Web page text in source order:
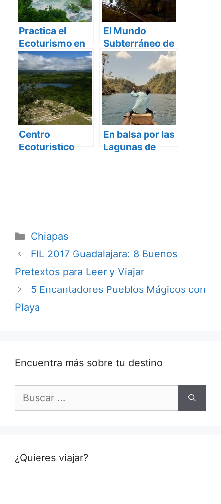
Practica el
Ecoturismo en
Chiapas
El Mundo
Subterráneo de
las Grutas de
Rancho Nuevo
Centro
Ecoturistico
En balsa por las
Lagunas de
Categorías
Chiapas
FIL 2017 Guadalajara: 8 Buenos
Pretextos para Leer y Viajar
5 Encantadores Pueblos Mágicos con
Playa
Encuentra más sobre tu destino
¿Quieres viajar?